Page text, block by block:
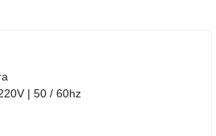
| 50 / 60hz